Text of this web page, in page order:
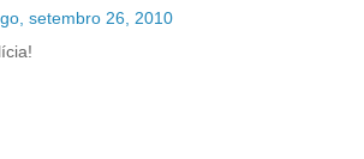
setembro 26, 2010